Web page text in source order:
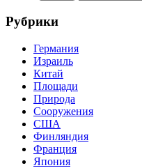
Рубрики
Германия
Израиль
Китай
Площади
Природа
Сооружения
США
Финляндия
Франция
Япония